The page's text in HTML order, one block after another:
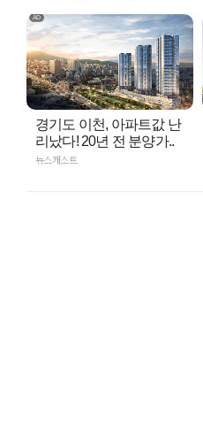
경기도 이천, 아파트값 난
리났다! 20년 전 분양가..
뉴스캐스트